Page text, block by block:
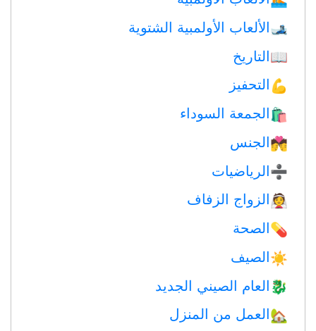
🎿الألعاب الأولمبية الشتوية
📖التاريخ
💪 التحفيز
🛍الجمعة السوداء
💏الجنس
➗الرياضيات
👰الزواج الزفاف
💊الصحة
☀️الصيف
🐉 العام الصيني الجديد
🏡العمل من المنزل